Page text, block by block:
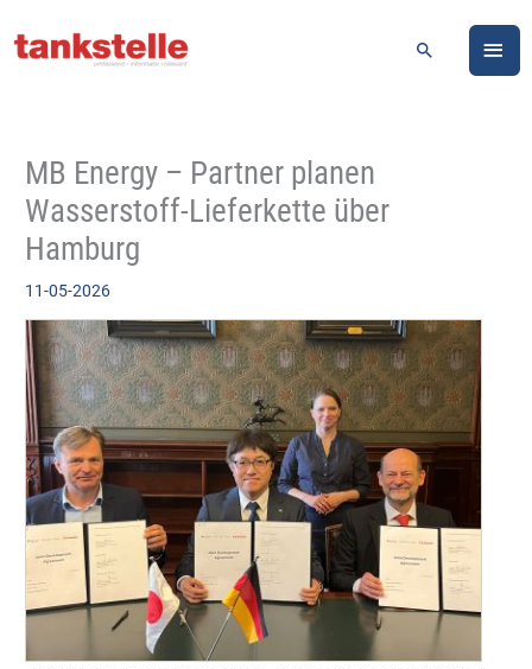
Inhalt
Suchen
MB Energy – Partner planen
Wasserstoff-Lieferkette über
Hamburg
11-05-2026